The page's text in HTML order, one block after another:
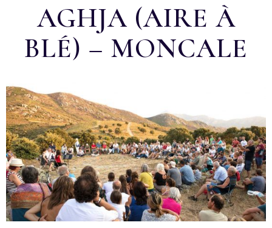
AGHJA (AIRE À
BLÉ) – MONCALE